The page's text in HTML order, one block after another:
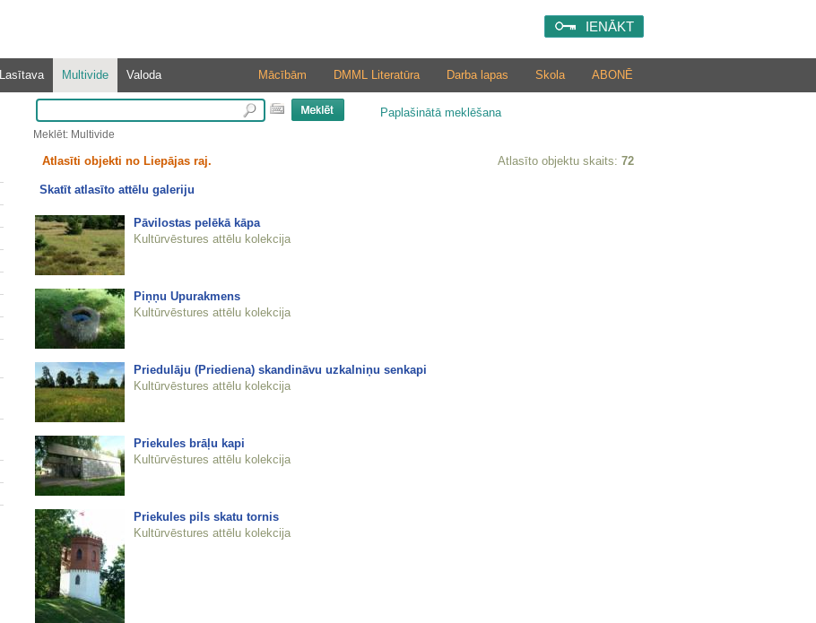
IENĀKT
Lasītava Multivide Valoda ABONĒ
Skola
Darba lapas
DMML Literatūra
Mācībām
Paplašinātā meklēšana
Meklēt: Multivide
Atlasīti objekti no Liepājas raj. Atlasīto objektu skaits: 72
Skatīt atlasīto attēlu galeriju
Pāvilostas pelēkā kāpa
Kultūrvēstures attēlu kolekcija
Piņņu Upurakmens
Kultūrvēstures attēlu kolekcija
Priedulāju (Priediena) skandināvu uzkalniņu senkapi
Kultūrvēstures attēlu kolekcija
Priekules brāļu kapi
Kultūrvēstures attēlu kolekcija
Priekules pils skatu tornis
Kultūrvēstures attēlu kolekcija